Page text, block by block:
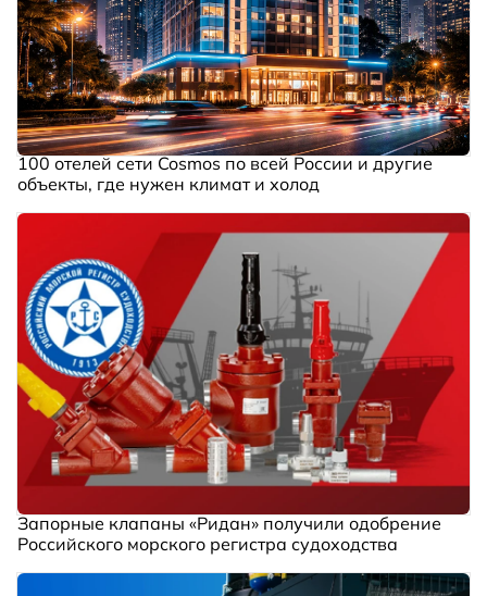
100 отелей сети Cosmos по всей России и другие
объекты, где нужен климат и холод
Запорные клапаны «Ридан» получили одобрение
Российского морского регистра судоходства